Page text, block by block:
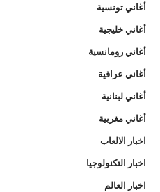
أغاني تونسية
أغاني خليجية
أغاني رومانسية
أغاني عراقية
أغاني لبنانية
أغاني مغربية
اخبار الالعاب
اخبار التكنولوجيا
اخبار العالم